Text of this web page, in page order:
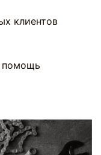
клиентов
помощь